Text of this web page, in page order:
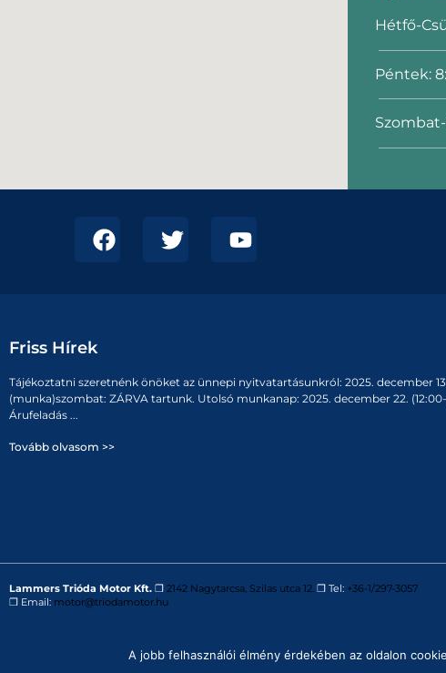
Hétfő-
Péntek:
Friss Hírek
Tájékoztatni szeretnénk önöket az ünnepi nyitvatartásunkról: 2025. december
(munka)szombat: ZÁRVA tartunk. Utolsó munkanap: 2025. december 22.
Árufeladás ...
Tovább olvasom >>
Lammers Trióda Motor Kft. ❒ 2142 Nagytarcsa, Szilas utca 12. ❒ Tel: +36-1/297-3057
❒ Email: motor@triodamotor.hu
A jobb felhasználói élmény érdekében az oldalon